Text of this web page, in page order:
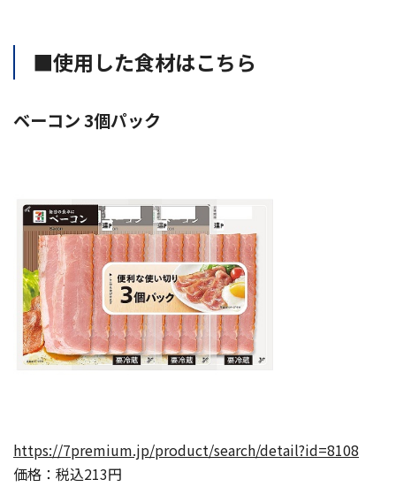
■使用した食材はこちら
ベーコン 3個パック
https://7premium.jp/product/search/detail?id=8108
価格：税込213円